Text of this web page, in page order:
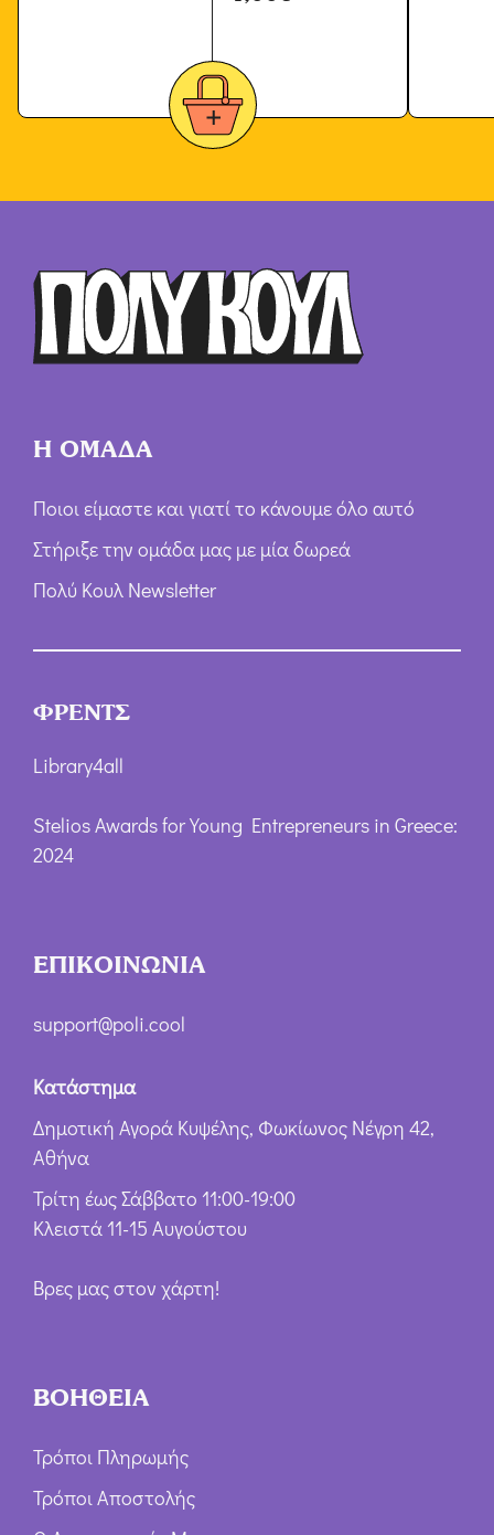
Η ΟΜΑΔΑ
Ποιοι είμαστε και γιατί το κάνουμε όλο αυτό
Στήριξε την ομάδα μας με μία δωρεά
Πολύ Κουλ Newsletter
ΦΡΕΝΤΣ
Library4all
Stelios Awards for Young Entrepreneurs in Greece:
2024
ΕΠΙΚΟΙΝΩΝΙΑ
support@poli.cool
Κατάστημα
Δημοτική Αγορά Κυψέλης, Φωκίωνος Νέγρη 42,
Αθήνα
Τρίτη έως Σάββατο 11:00-19:00
Κλειστά 11-15 Αυγούστου
Βρες μας στον χάρτη!
ΒΟΗΘΕΙΑ
Τρόποι Πληρωμής
Τρόποι Αποστολής